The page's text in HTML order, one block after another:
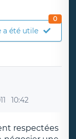
a été utile
0
10:42
respectées